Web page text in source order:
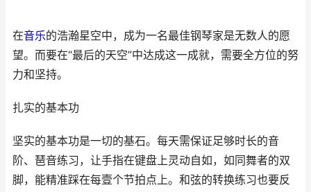
在音乐的浩瀚星空中，成为一名最佳钢琴家是无数人的愿
望。而要在“最后的天空”中达成这一成就，需要全方位的努
力和坚持。
扎实的基本功
坚实的基本功是一切的基石。每天需保证足够时长的音
阶、琶音练习，让手指在键盘上灵动自如，如同舞者的双
脚，能精准踩在每壹个节拍点上。和弦的转换练习也要反